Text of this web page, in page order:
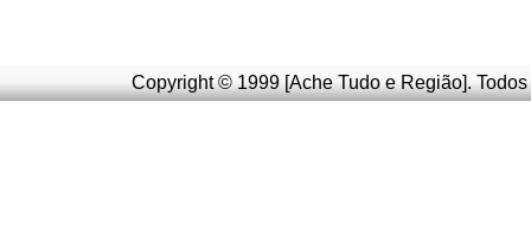
Copyright © 1999 [Ache Tudo e Região].